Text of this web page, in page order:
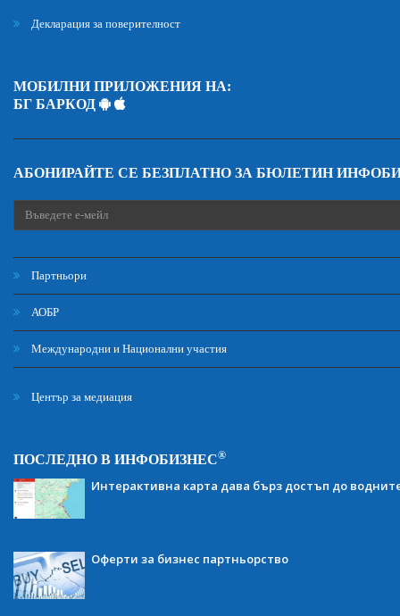
Декларация за поверителност
МОБИЛНИ ПРИЛОЖЕНИЯ НА:
БГ БАРКОД
АБОНИРАЙТЕ СЕ БЕЗПЛАТНО ЗА БЮЛЕТИН
Партньори
АОБР
Международни и Национални участия
Център за медиация
ПОСЛЕДНО В ИНФОБИЗНЕС®
Интерактивна карта дава бърз достъп до
Оферти за бизнес партньорство